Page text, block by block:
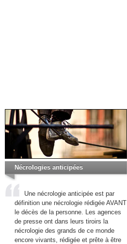
Nécrologies anticipées
Une nécrologie anticipée est par
définition une nécrologie rédigée AVANT
le décès de la personne. Les agences
de presse ont dans leurs tiroirs la
nécrologie des grands de ce monde
encore vivants, rédigée et prête à être